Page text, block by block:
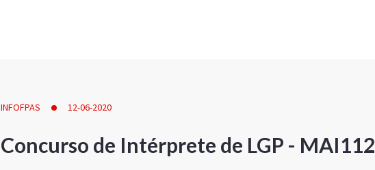
INFOFPAS 12-06-2020
Concurso de Intérprete de LGP - MAI112